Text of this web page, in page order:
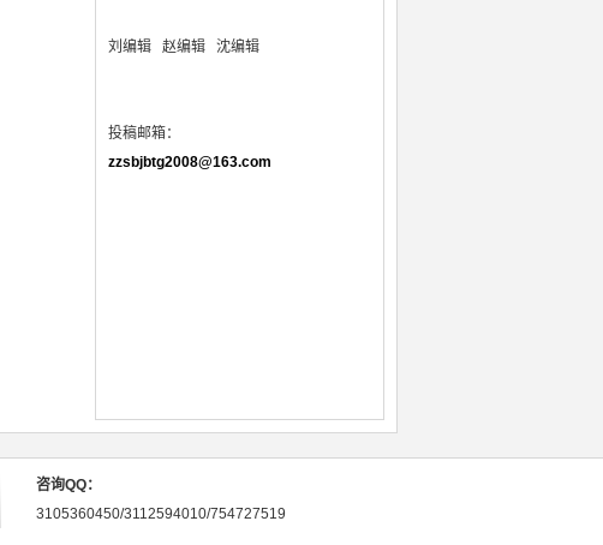
刘编辑 赵编辑 沈编辑
投稿邮箱：
zzsbjbtg2008@163.com
咨询QQ：
3105360450/3112594010/754727519